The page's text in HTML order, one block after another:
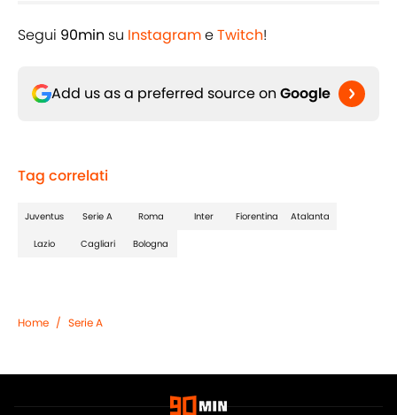
Segui 90min su InstagrameTwitch!
Add us as a preferred source on Google
Tag correlati
Juventus Serie A Roma Inter Fiorentina Atalanta
Lazio Cagliari Bologna
Home / Serie A